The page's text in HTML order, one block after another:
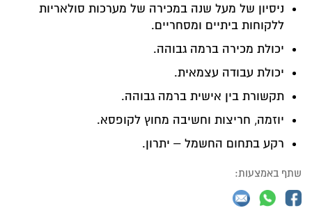
ניסיון של מעל שנה במכירה של מערכות סולאריות
ללקוחות ביתיים ומסחריים.
יכולת מכירה ברמה גבוהה.
יכולת עבודה עצמאית.
תקשורת בין אישית ברמה גבוהה.
יוזמה, חריצות וחשיבה מחוץ לקופסא.
רקע בתחום החשמל – יתרון.
שתף באמצעות: